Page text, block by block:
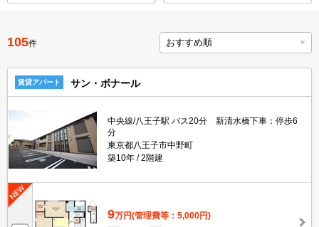
不動産会社から
TOP
105件
賃貸アパート サン・ボナール
中央線/八王子駅 バス20分 新清水橋下車：停歩6
分
東京都八王子市中野町
築10年
2階建
9万円(管理費等：5,000円)